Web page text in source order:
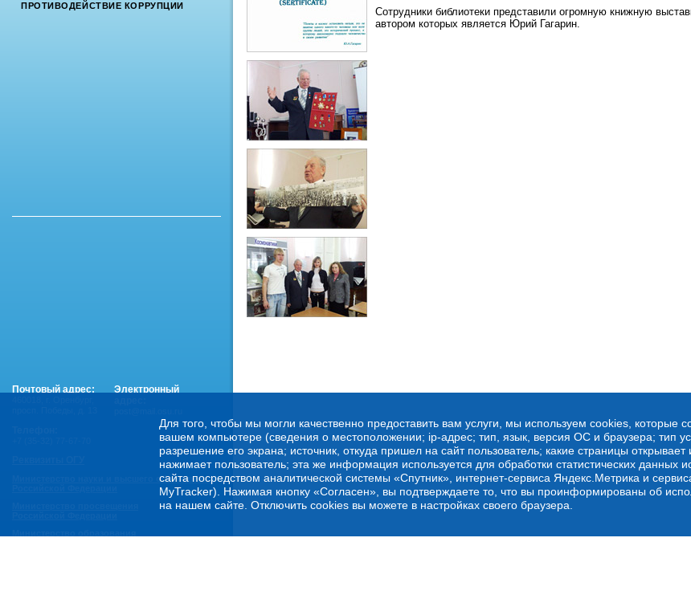
ПРОТИВОДЕЙСТВИЕ КОРРУПЦИИ
Сотрудники библиотеки представили огромную книжную
автором которых является Юрий Гагарин.
Для того, чтобы мы могли качественно предоставить вам услуги, мы используем cookies, которые
вашем компьютере (сведения о местоположении; ip-адрес; тип, язык, версия ОС и браузера; тип
разрешение его экрана; источник, откуда пришел на сайт пользователь; какие страницы открывает
нажимает пользователь; эта же информация используется для обработки статистических данных
сайта посредством аналитической системы «Спутник», интернет-сервиса Яндекс.Метрика и
MyTracker). Нажимая кнопку «Согласен», вы подтверждаете то, что вы проинформированы об
на нашем сайте. Отключить cookies вы можете в настройках своего браузера.
Почтовый адрес:
Электронный
Министерство науки и высшего образования